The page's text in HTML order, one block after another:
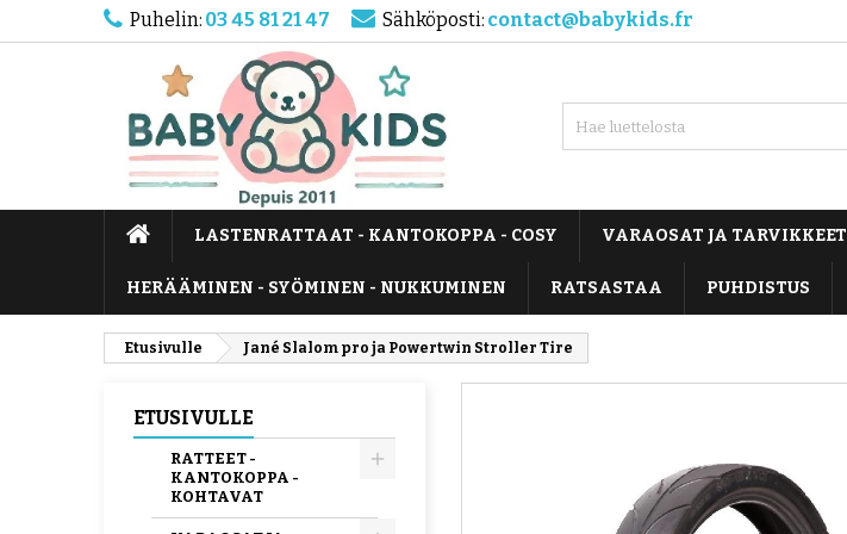
Puhelin: 03 45 81 21 47 Sähköposti: contact@babykids.fr
LASTENRATTAAT - KANTOKOPPA - COSY VARAOSAT JA TARVIKKEET
HERÄÄMINEN - SYÖMINEN - NUKKUMINEN RATSASTAA PUHDISTUS
Etusivulle Jané Slalom pro ja Powertwin Stroller Tire
ETUSIVULLE
RATTEET -
KANTOKOPPA -
KOHTAVAT